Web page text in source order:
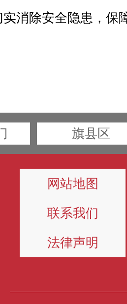
实消除安全隐患，保
旗县区
网站地图
联系我们
法律声明